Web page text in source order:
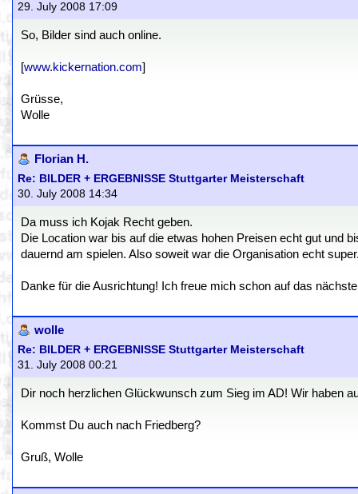
29. July 2008 17:09
So, Bilder sind auch online.
[www.kickernation.com]
Grüsse,
Wolle
Florian H.
Re: BILDER + ERGEBNISSE Stuttgarter Meisterschaft
30. July 2008 14:34
Da muss ich Kojak Recht geben.
Die Location war bis auf die etwas hohen Preisen echt gut und
dauernd am spielen. Also soweit war die Organisation echt
Danke für die Ausrichtung! Ich freue mich schon auf das
wolle
Re: BILDER + ERGEBNISSE Stuttgarter Meisterschaft
31. July 2008 00:21
Dir noch herzlichen Glückwunsch zum Sieg im AD! Wir haben
Kommst Du auch nach Friedberg?
Gruß, Wolle